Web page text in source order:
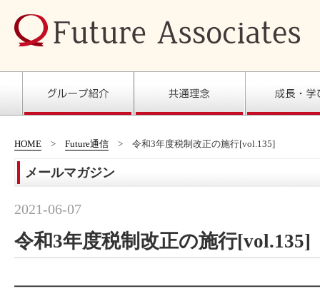
HOME Future通信 令和3年度税制改正の施行[vol.135]
メールマガジン
2021-06-07
令和3年度税制改正の施行[vol.135]